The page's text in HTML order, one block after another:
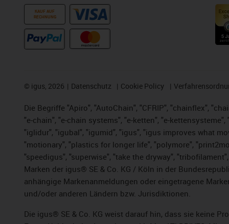
KAUF AUF
RECHNUNG
© igus, 2026 Datenschutz Cookie Policy
Die Begriffe "Apiro", "AutoChain", "CFRIP", "chainflex",
"e-chain", "e-chain systems", "e-ketten", "e-
"iglidur", "igubal", "igumid", "igus", "igus improves what
"motionary", "plastics for longer life", "polymore",
"speedigus", "superwise", "take the dryway",
Marken der igus® SE & Co. KG / Köln in der
anhängige Markenanmeldungen oder eingetragene
und/oder anderen Ländern bzw. Jurisdiktionen.
Die igus® SE & Co. KG weist darauf hin, dass sie keine